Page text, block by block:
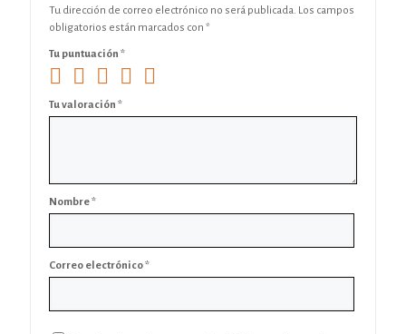
Tu dirección de correo electrónico no será publicada. Los campos
obligatorios están marcados con *
Tu puntuación *
Tu valoración *
Nombre*
Correo electrónico*